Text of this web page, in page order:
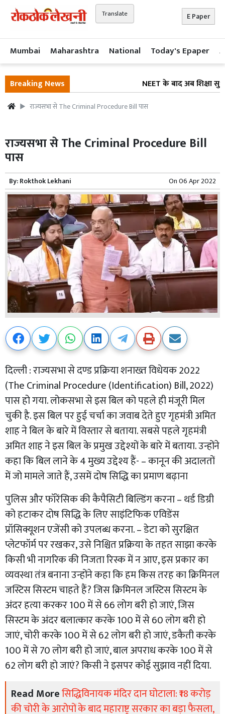
Translate E Paper
Mumbai Maharashtra National Today's Epaper
Breaking News NEET के बाद अब शिक्षा
राज्यसभा से The Criminal Procedure Bill पास
राज्यसभा से The Criminal Procedure Bill
पास
By:Rokthok Lekhani On06 Apr 2022
दिल्ली : राज्यसभा से दण्ड प्रक्रिया शनाख्त विधेयक 2022
(The Criminal Procedure (Identification) Bill, 2022)
पास हो गया. लोकसभा से इस बिल को पहले ही मंजूरी मिल
चुकी है. इस बिल पर हुई चर्चा का जवाब देते हुए गृहमंत्री अमित
शाह ने बिल के बारे में विस्तार से बताया. सबसे पहले गृहमंत्री
अमित शाह ने इस बिल के प्रमुख उद्देश्यों के बारे में बताया. उन्होंने
कहा कि बिल लाने के 4 मुख्य उद्देश्य हैं- – कानून की अदालतों
में जो मामले जाते हैं, उसमें दोष सिद्धि का प्रमाण बढ़ाना
पुलिस और फॉरेंसिक की कैपैसिटी बिल्डिंग करना – थर्ड डिग्री
को हटाकर दोष सिद्धि के लिए साइंटिफिक एविडेंस
प्रॉसिक्यूशन एजेंसी को उपलब्ध करना. – डेटा को सुरक्षित
प्लेटफॉर्म पर रखकर, उसे निश्चित प्रक्रिया के तहत साझा करके
किसी भी नागरिक की निजता रिस्क में न आए, इस प्रकार का
व्यवस्था तंत्र बनाना उन्होंने कहा कि हम किस तरह का क्रिमिनल
जस्टिस सिस्टम चाहते हैं? जिस क्रिमिनल जस्टिस सिस्टम के
अंदर हत्या करकर 100 में से 66 लोग बरी हो जाएं, जिस
सिस्टम के अंदर बलात्कार करके 100 में से 60 लोग बरी हो
जाएं, चोरी करके 100 में से 62 लोग बरी हो जाएं, डकैती करके
100 में से 70 लोग बरी हो जाएं, बाल अपराध करके 100 में से
62 लोग बरी हो जाएं? किसी ने इसपर कोई सुझाव नहीं दिया.
Read Moreसिद्धिविनायक मंदिर दान घोटाला: ₹18 करोड़
की चोरी के आरोपों के बाद महाराष्ट्र सरकार का बड़ा फैसला,